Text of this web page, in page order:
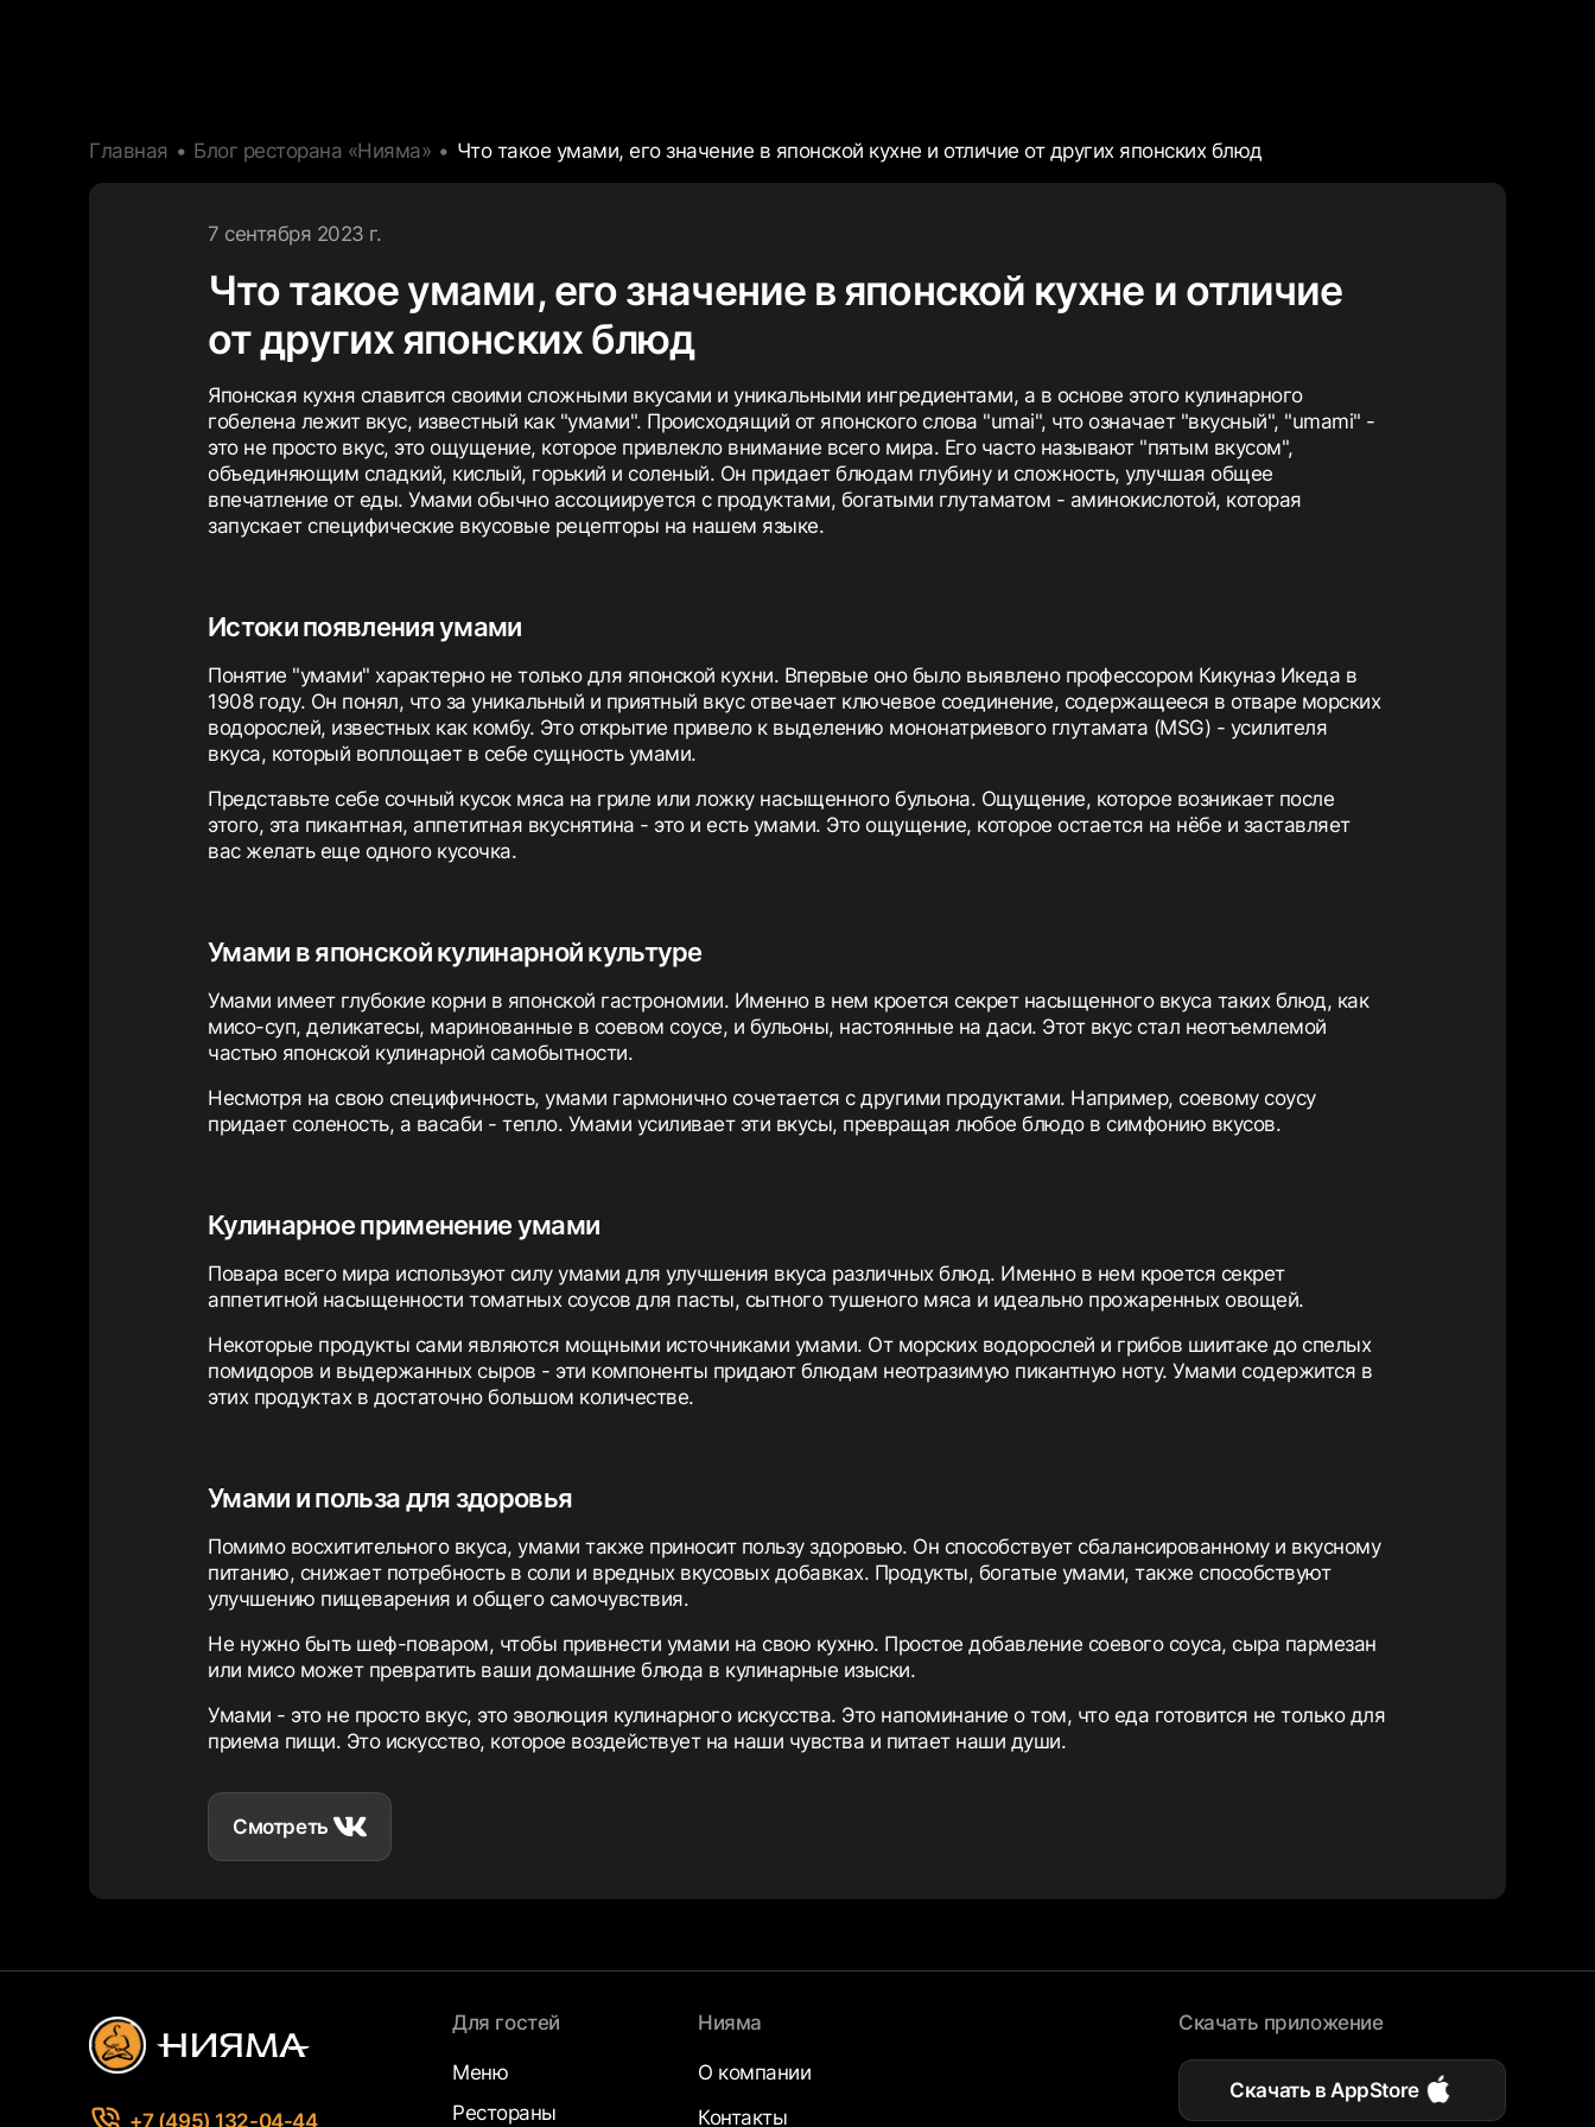
Главная Блог ресторана «Нияма» Что такое умами, его значение в японской кухне и отличие от других японских блюд
7 сентября 2023 г.
Что такое умами, его значение в японской кухне и отличие
от других японских блюд
Японская кухня славится своими сложными вкусами и уникальными ингредиентами, а в основе этого кулинарного
гобелена лежит вкус, известный как "умами". Происходящий от японского слова "umai", что означает "вкусный", "umami" -
это не просто вкус, это ощущение, которое привлекло внимание всего мира. Его часто называют "пятым вкусом",
объединяющим сладкий, кислый, горький и соленый. Он придает блюдам глубину и сложность, улучшая общее
впечатление от еды. Умами обычно ассоциируется с продуктами, богатыми глутаматом - аминокислотой, которая
запускает специфические вкусовые рецепторы на нашем языке.
Истоки появления умами
Понятие "умами" характерно не только для японской кухни. Впервые оно было выявлено профессором Кикунаэ Икеда в
1908 году. Он понял, что за уникальный и приятный вкус отвечает ключевое соединение, содержащееся в отваре морских
водорослей, известных как комбу. Это открытие привело к выделению мононатриевого глутамата (MSG) - усилителя
вкуса, который воплощает в себе сущность умами.
Представьте себе сочный кусок мяса на гриле или ложку насыщенного бульона. Ощущение, которое возникает после
этого, эта пикантная, аппетитная вкуснятина - это и есть умами. Это ощущение, которое остается на нёбе и заставляет
вас желать еще одного кусочка.
Умами в японской кулинарной культуре
Умами имеет глубокие корни в японской гастрономии. Именно в нем кроется секрет насыщенного вкуса таких блюд, как
мисо-суп, деликатесы, маринованные в соевом соусе, и бульоны, настоянные на даси. Этот вкус стал неотъемлемой
частью японской кулинарной самобытности.
Несмотря на свою специфичность, умами гармонично сочетается с другими продуктами. Например, соевому соусу
придает соленость, а васаби - тепло. Умами усиливает эти вкусы, превращая любое блюдо в симфонию вкусов.
Кулинарное применение умами
Повара всего мира используют силу умами для улучшения вкуса различных блюд. Именно в нем кроется секрет
аппетитной насыщенности томатных соусов для пасты, сытного тушеного мяса и идеально прожаренных овощей.
Некоторые продукты сами являются мощными источниками умами. От морских водорослей и грибов шиитаке до спелых
помидоров и выдержанных сыров - эти компоненты придают блюдам неотразимую пикантную ноту. Умами содержится в
этих продуктах в достаточно большом количестве.
Умами и польза для здоровья
Помимо восхитительного вкуса, умами также приносит пользу здоровью. Он способствует сбалансированному и вкусному
питанию, снижает потребность в соли и вредных вкусовых добавках. Продукты, богатые умами, также способствуют
улучшению пищеварения и общего самочувствия.
Не нужно быть шеф-поваром, чтобы привнести умами на свою кухню. Простое добавление соевого соуса, сыра пармезан
или мисо может превратить ваши домашние блюда в кулинарные изыски.
Умами - это не просто вкус, это эволюция кулинарного искусства. Это напоминание о том, что еда готовится не только для
приема пищи. Это искусство, которое воздействует на наши чувства и питает наши души.
Смотреть
Скачать приложение
Скачать в AppStore
+7 (495) 132-04-44
Для гостей
Меню
Рестораны
Нияма
О компании
Контакты